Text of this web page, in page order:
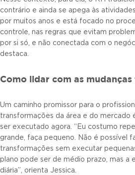
contrário e ainda se apega às
por muitos anos e está focado no
controle, nas regras que evitam
por si só, e não conectada com o
destaca.
Como lidar com as
Um caminho promissor para o
transformações da área e do mercado
ser executado agora. “Eu costumo
grande, faça pequeno. Não é possível
transformações sem executar
plano pode ser de médio prazo, mas a
diária”, orienta Jessica.